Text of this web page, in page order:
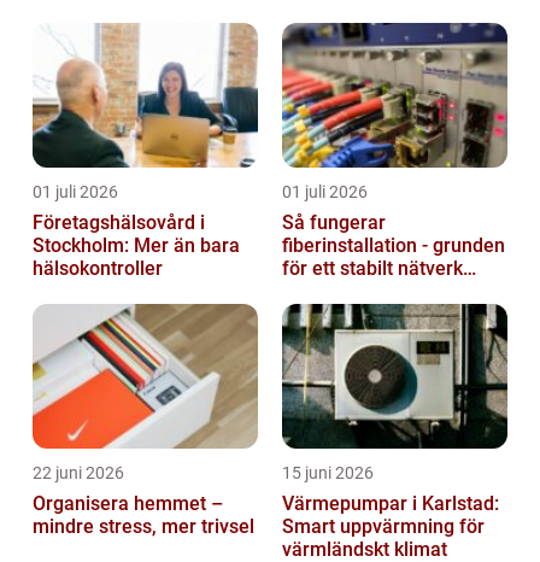
01 juli 2026
Företagshälsovård i
Stockholm: Mer än bara
hälsokontroller
01 juli 2026
Så fungerar
fiberinstallation - grunden
för ett stabilt nätverk
22 juni 2026
Organisera hemmet –
mindre stress, mer trivsel
15 juni 2026
Värmepumpar i Karlstad:
Smart uppvärmning för
värmländskt klimat